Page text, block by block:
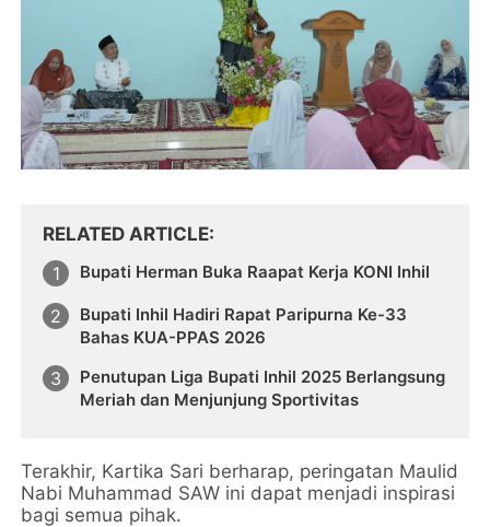
RELATED ARTICLE
Bupati Herman Buka Raapat Kerja KONI Inhil
Bupati Inhil Hadiri Rapat Paripurna Ke-33
Bahas KUA-PPAS 2026
Penutupan Liga Bupati Inhil 2025 Berlangsung
Meriah dan Menjunjung Sportivitas
Terakhir, Kartika Sari berharap, peringatan Maulid
Nabi Muhammad SAW ini dapat menjadi inspirasi
bagi semua pihak.